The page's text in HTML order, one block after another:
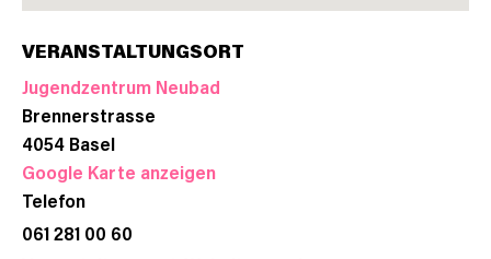
VERANSTALTUNGSORT
Jugendzentrum Neubad
Brennerstrasse
4054 Basel
Google Karte anzeigen
Telefon
061 281 00 60